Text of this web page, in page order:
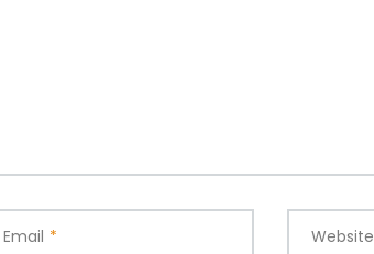
Email * Website